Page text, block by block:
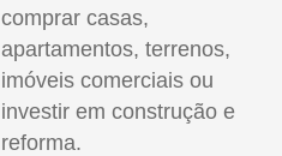
comprar casas,
apartamentos, terrenos,
imóveis comerciais ou
investir em construção e
reforma.